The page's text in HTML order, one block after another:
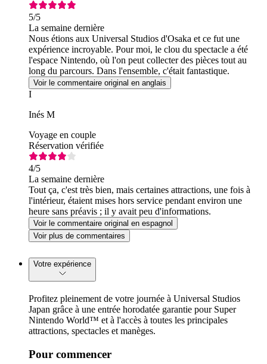
5/5
La semaine dernière
Nous étions aux Universal Studios d'Osaka et ce fut une
expérience incroyable. Pour moi, le clou du spectacle a été
l'espace Nintendo, où l'on peut collecter des pièces tout au
long du parcours. Dans l'ensemble, c'était fantastique.
Voir le commentaire original en anglais
I
Inés M
Voyage en couple
Réservation vérifiée
4/5
La semaine dernière
Tout ça, c'est très bien, mais certaines attractions, une fois à
l'intérieur, étaient mises hors service pendant environ une
heure sans préavis ; il y avait peu d'informations.
Voir le commentaire original en espagnol
Voir plus de commentaires
Votre expérience
Profitez pleinement de votre journée à Universal Studios
Japan grâce à une entrée horodatée garantie pour Super
Nintendo World™ et à l'accès à toutes les principales
attractions, spectacles et manèges.
Pour commencer